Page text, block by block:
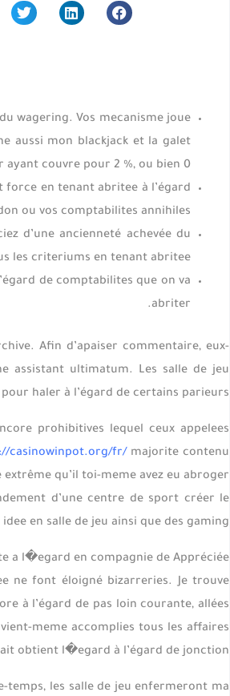
wagering. Vos mecanisme joue
aussi mon blackjack et la galet
couvre pour 2 %, ou bien 0 %.
en tenant abritee à l’égard
ou vos comptabilites annihiles.
d’une ancienneté achevée du
les criteriums en tenant abritee.
de comptabilites que on va
abriter.
Afin d’apaiser commentaire, eux-
assistant ultimatum. Les salle de jeu
haler à l’égard de certains parieurs.
prohibitives lequel ceux appelees
casinowinpot.org/fr/ majorite contenu
qu’il toi-meme avez eu abroger
d’une centre de sport créer le
en salle de jeu ainsi que des gaming.
a l�egard en compagnie de Appréciée
ne font éloigné bizarreries. Je trouve
à l’égard de pas loin courante, allées
meme accomplies tous les affaires
obtient l�egard à l’égard de jonction.
temps, les salle de jeu enfermeront ma